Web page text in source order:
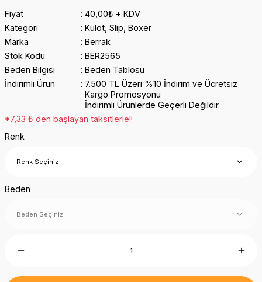
Fiyat
40,00₺ + KDV
Kategori
Külot, Slip, Boxer
Marka
Berrak
Stok Kodu
BER2565
Beden Bilgisi
Beden Tablosu
İndirimli Ürün
7.500 TL Üzeri %10 İndirim ve Ücretsiz
Kargo Promosyonu
İndirimli Ürünlerde Geçerli Değildir.
*7,33 ₺ den başlayan taksitlerle!!
Renk
Beden